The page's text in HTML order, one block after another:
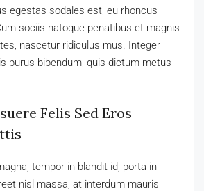
egestas sodales est, eu rhoncus
sociis natoque penatibus et magnis
nascetur ridiculus mus. Integer
purus bibendum, quis dictum metus
Felis Sed Eros
tempor in blandit id, porta in
nisl massa, at interdum mauris